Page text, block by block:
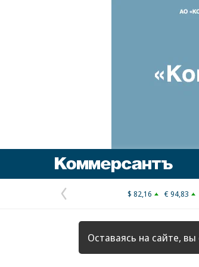
Предыдущая
страница
$ 82,16 € 94,83
Оставаясь на сайте, вы